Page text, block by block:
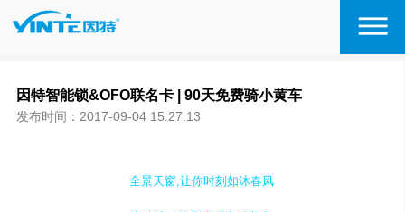
因特智能锁&OFO联名卡 | 90天免费骑小黄车
发布时间：2017-09-04 15:27:13
全景天窗,让你时刻如沐春风